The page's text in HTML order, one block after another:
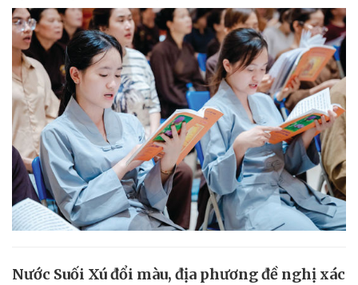
Nước Suối Xú đổi màu, địa phương đề nghị xác